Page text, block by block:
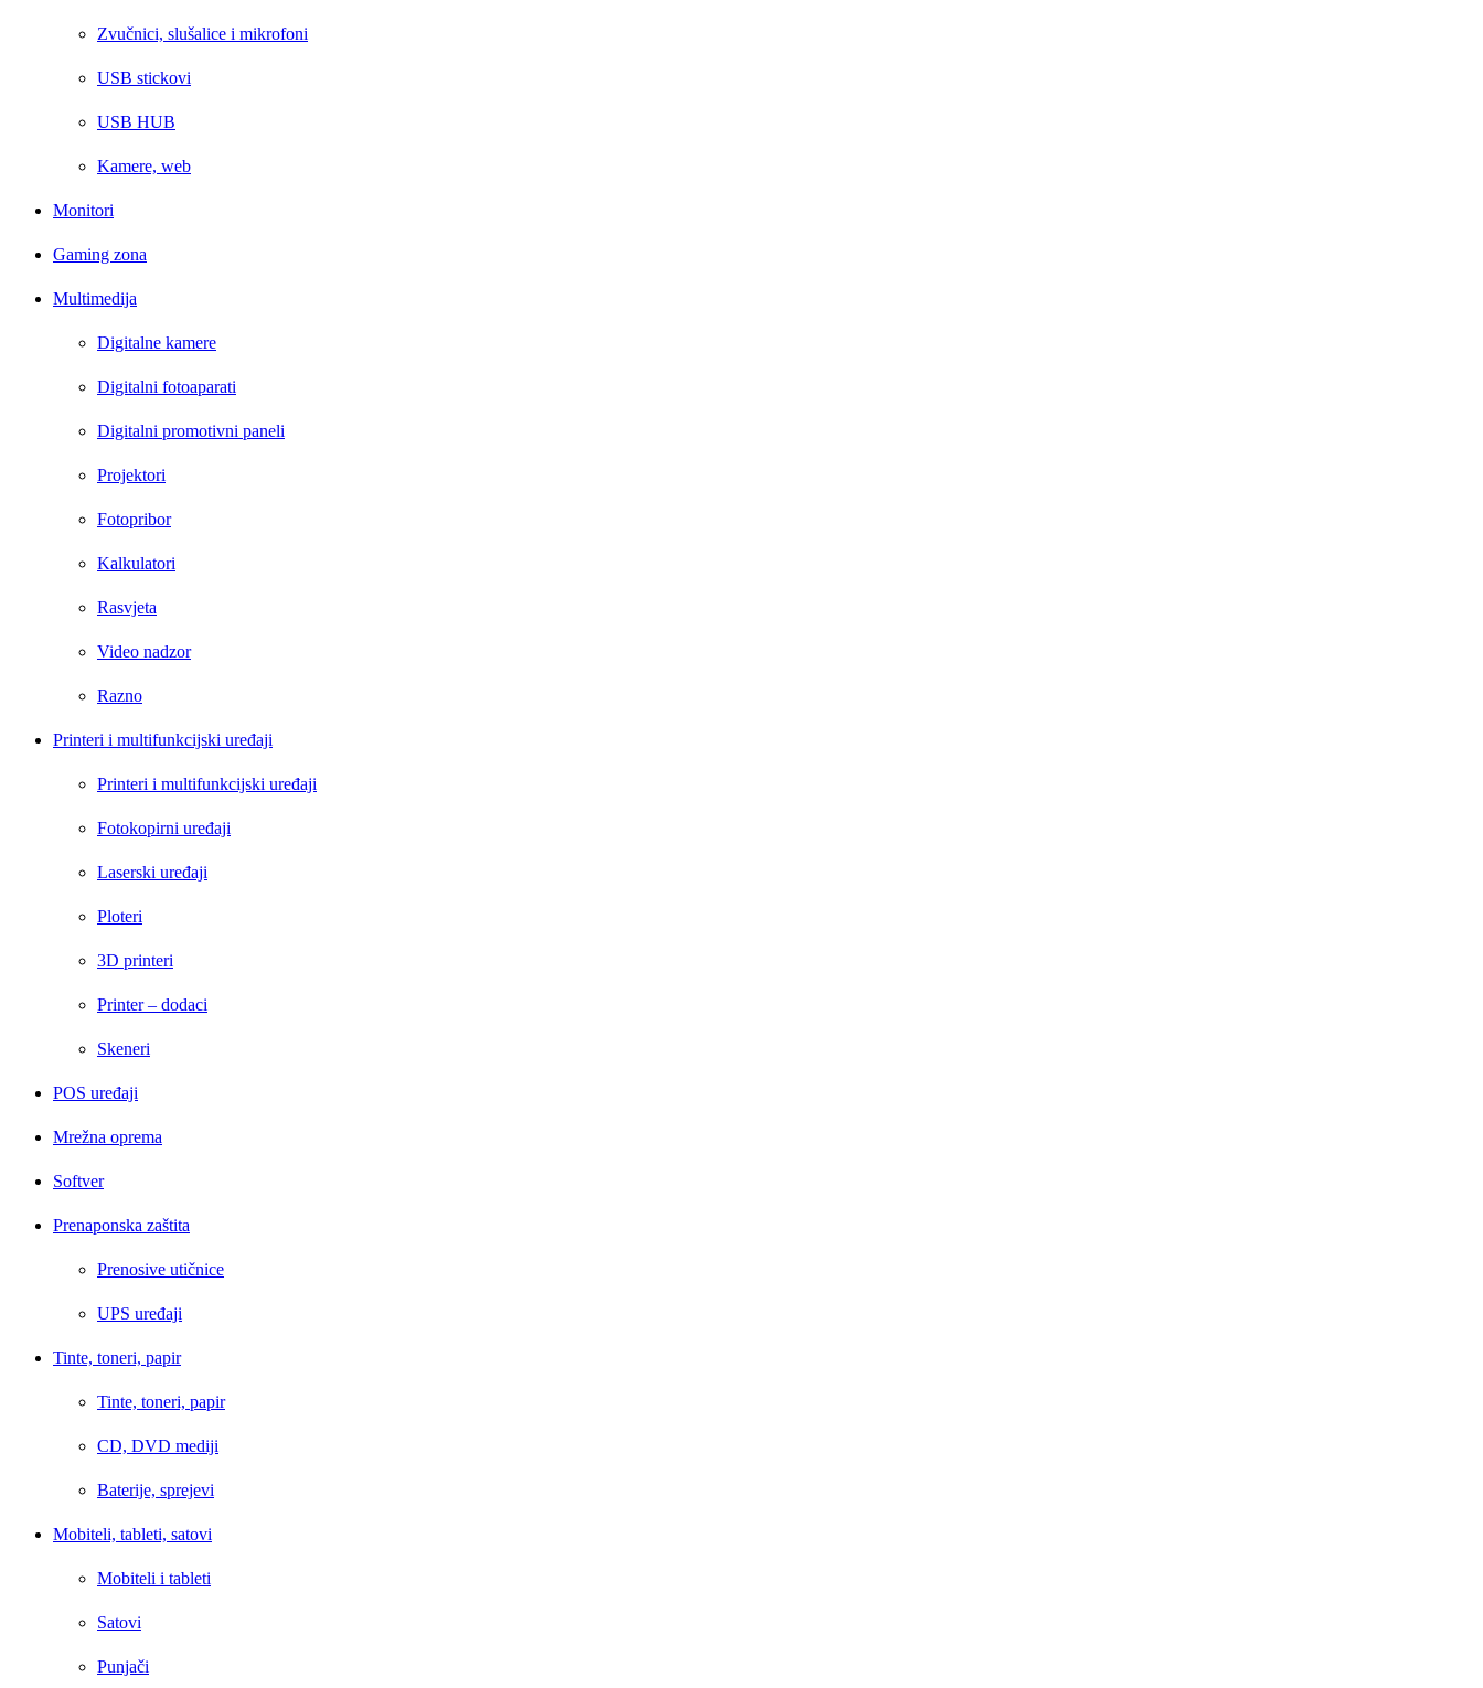
Zvučnici, slušalice i mikrofoni
USB stickovi
USB HUB
Kamere, web
Monitori
Gaming zona
Multimedija
Digitalne kamere
Digitalni fotoaparati
Digitalni promotivni paneli
Projektori
Fotopribor
Kalkulatori
Rasvjeta
Video nadzor
Razno
Printeri i multifunkcijski uređaji
Printeri i multifunkcijski uređaji
Fotokopirni uređaji
Laserski uređaji
Ploteri
3D printeri
Printer – dodaci
Skeneri
POS uređaji
Mrežna oprema
Softver
Prenaponska zaštita
Prenosive utičnice
UPS uređaji
Tinte, toneri, papir
Tinte, toneri, papir
CD, DVD mediji
Baterije, sprejevi
Mobiteli, tableti, satovi
Mobiteli i tableti
Satovi
Punjači